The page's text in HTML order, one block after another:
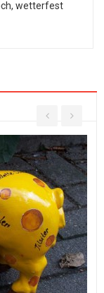
wetterfest